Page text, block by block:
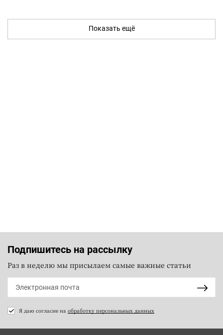
Показать ещё
Подпишитесь на рассылку
Раз в неделю мы присылаем самые важные статьи
Я даю согласие на обработку персональных данных